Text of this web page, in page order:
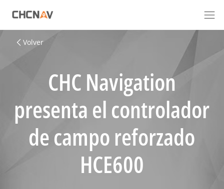
Volver
CHC Navigation
presenta el controlador
de campo reforzado
HCE600